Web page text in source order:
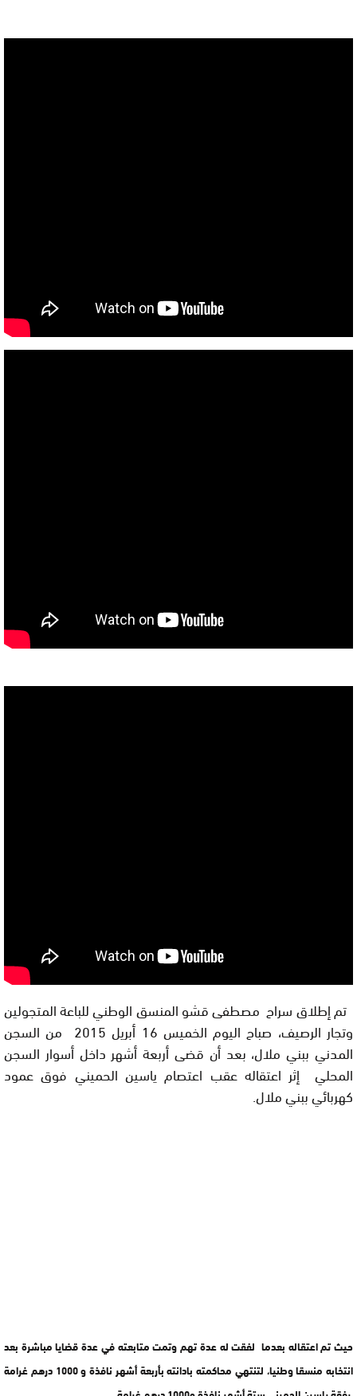
تم إطلاق سراح مصطفى قشو المنسق الوطني للباعة المتجولين
وتجار الرصيف، صباح اليوم الخميس 16 أبريل 2015 من السجن
المدني ببني ملال، بعد أن قضى أربعة أشهر داخل أسوار السجن
المحلي إثر اعتقاله عقب اعتصام ياسين الحميني فوق عمود
كهربائي ببني ملال.
حيث تم اعتقاله بعدما لفقت له عدة تهم وتمت متابعته في عدة قضايا مباشرة بعد
انتخابه منسقا وطنيا، لتنتهي محاكمته بادانته بأربعة أشهر نافذة و 1000 درهم غرامة